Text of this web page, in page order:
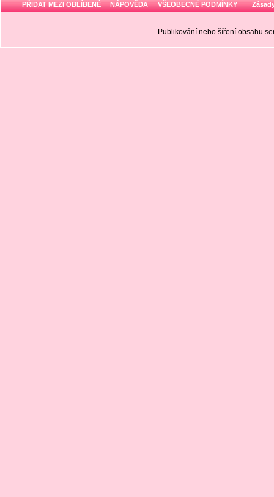
PŘIDAT MEZI OBLÍBENÉ NÁPOVĚDA VŠEOBECNÉ PODMÍNKY
Publikování nebo šíření obsahu